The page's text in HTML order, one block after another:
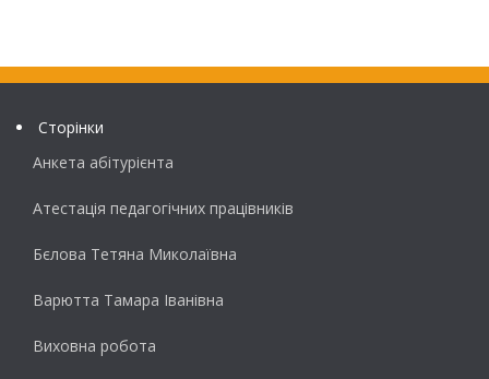
Сторінки
Анкета абітурієнта
Атестація педагогічних працівників
Бєлова Тетяна Миколаївна
Варютта Тамара Іванівна
Виховна робота